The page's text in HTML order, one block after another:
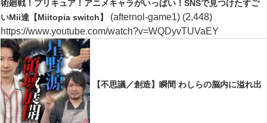
術廻戦！プリキュア！アニメキャラがいっぱい！SNSで見つけたすご
いMii達【Miitopia switch】
(afternol-game1) (2,448)
https://www.youtube.com/watch?v=WQDyvTUVaEY
【不思議／創造】瞬間 わしらの脳内に溢れ出